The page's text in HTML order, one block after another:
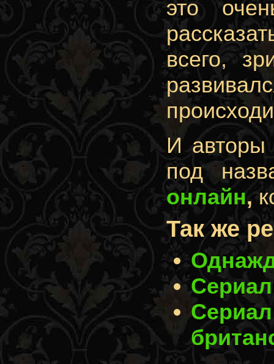
это
всего,
И авторы
под
онлайн,
Так же